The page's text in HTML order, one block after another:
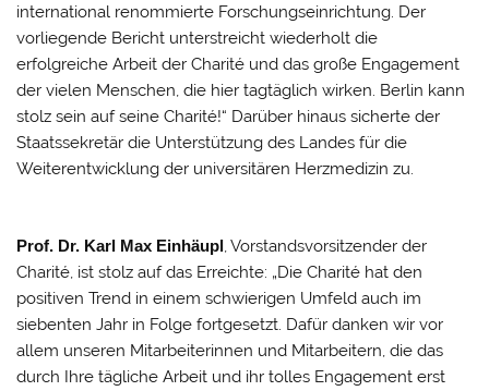
international renommierte Forschungseinrichtung. Der
vorliegende Bericht unterstreicht wiederholt die
erfolgreiche Arbeit der Charité und das große Engagement
der vielen Menschen, die hier tagtäglich wirken. Berlin kann
stolz sein auf seine Charité!“ Darüber hinaus sicherte der
Staatssekretär die Unterstützung des Landes für die
Weiterentwicklung der universitären Herzmedizin zu.
Prof. Dr. Karl Max Einhäupl, Vorstandsvorsitzender der
Charité, ist stolz auf das Erreichte: „Die Charité hat den
positiven Trend in einem schwierigen Umfeld auch im
siebenten Jahr in Folge fortgesetzt. Dafür danken wir vor
allem unseren Mitarbeiterinnen und Mitarbeitern, die das
durch Ihre tägliche Arbeit und ihr tolles Engagement erst